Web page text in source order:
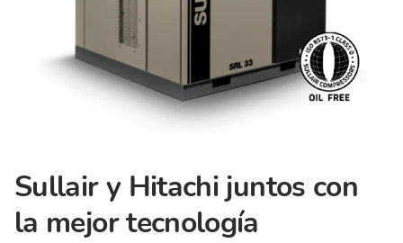
Sullair y Hitachi juntos con
la mejor tecnología